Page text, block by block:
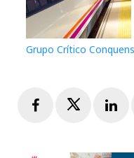
Grupo Crítico
FacebookTwitter